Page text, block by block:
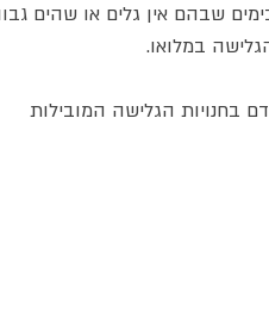
שבהם אין גלים או שהים
במלואו.
בחנויות הגלישה המובילות